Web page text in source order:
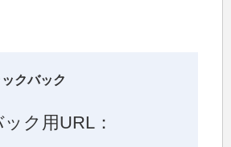
クバック
ク用URL：